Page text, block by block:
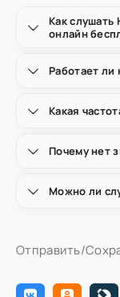
Как слушать
онлайн
Работает
Какая
Почему нет
Можно ли
Отправить/